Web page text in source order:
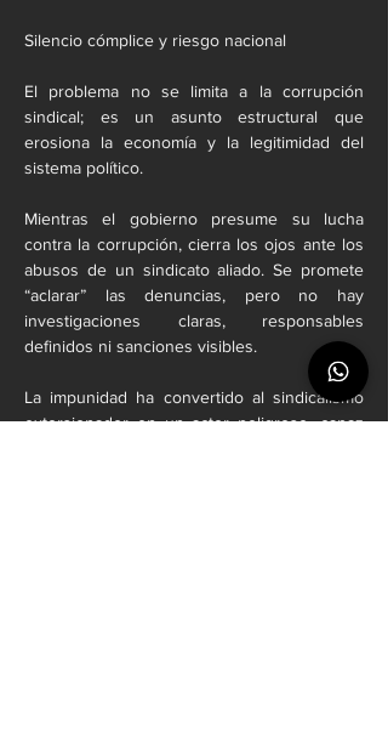
Silencio cómplice y riesgo nacional
El problema no se limita a la corrupción
sindical; es un asunto estructural que
erosiona la economía y la legitimidad del
sistema político.
Mientras el gobierno presume su lucha
contra la corrupción, cierra los ojos ante los
abusos de un sindicato aliado. Se promete
“aclarar” las denuncias, pero no hay
investigaciones claras, responsables
definidos ni sanciones visibles.
La impunidad ha convertido al sindicalismo
extorsionador en un actor peligroso, capaz